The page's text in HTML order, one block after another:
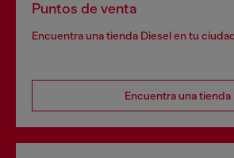
Puntos de venta
Encuentra una tienda Diesel en tu
Encuentra una tienda